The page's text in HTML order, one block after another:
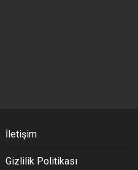
İletişim
Gizlilik Politikası